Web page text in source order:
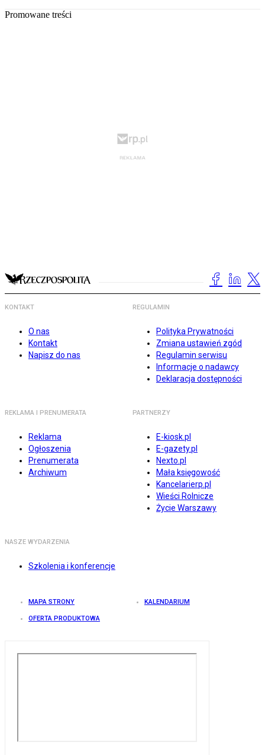
Promowane treści
KONTAKT
O nas
Kontakt
Napisz do nas
REGULAMIN
Polityka Prywatności
Zmiana ustawień zgód
Regulamin serwisu
Informacje o nadawcy
Deklaracja dostępności
REKLAMA I PRENUMERATA
Reklama
Ogłoszenia
Prenumerata
Archiwum
PARTNERZY
E-kiosk.pl
E-gazety.pl
Nexto.pl
Mała księgowość
Kancelarierp.pl
Wieści Rolnicze
Życie Warszawy
NASZE WYDARZENIA
Szkolenia i konferencje
MAPA STRONY KALENDARIUM
OFERTA PRODUKTOWA